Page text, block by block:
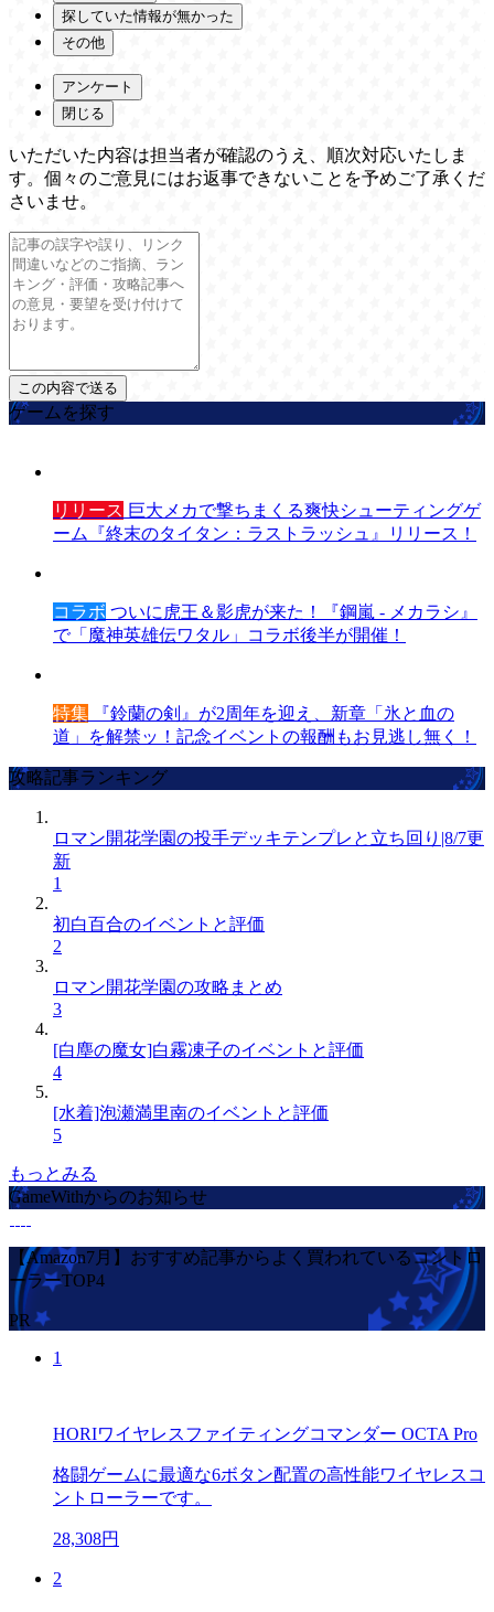
探していた情報が無かった
その他
アンケート
閉じる
いただいた内容は担当者が確認のうえ、順次対応いたしま
す。個々のご意見にはお返事できないことを予めご了承くだ
さいませ。
ゲームを探す
リリース 巨大メカで撃ちまくる爽快シューティングゲ
ーム『終末のタイタン：ラストラッシュ』リリース！
コラボ ついに虎王＆影虎が来た！『鋼嵐 - メカラシ』
で「魔神英雄伝ワタル」コラボ後半が開催！
特集 『鈴蘭の剣』が2周年を迎え、新章「氷と血の
道」を解禁ッ！記念イベントの報酬もお見逃し無く！
攻略記事ランキング
ロマン開花学園の投手デッキテンプレと立ち回り|8/7更
新
1
初白百合のイベントと評価
2
ロマン開花学園の攻略まとめ
3
[白塵の魔女]白霧凍子のイベントと評価
4
[水着]泡瀬満里南のイベントと評価
5
もっとみる
GameWithからのお知らせ
【Amazon7月】おすすめ記事からよく買われているコントロ
ーラーTOP4
PR
1
HORIワイヤレスファイティングコマンダー OCTA Pro
格闘ゲームに最適な6ボタン配置の高性能ワイヤレスコ
ントローラーです。
28,308円
2